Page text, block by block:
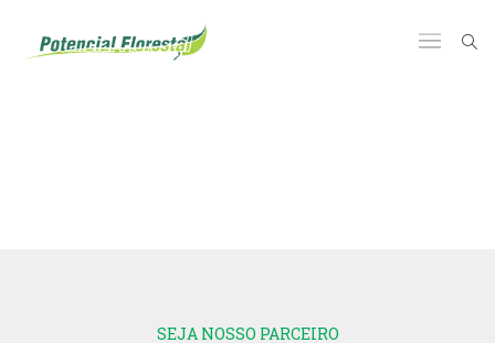
SEJA NOSSO PARCEIRO